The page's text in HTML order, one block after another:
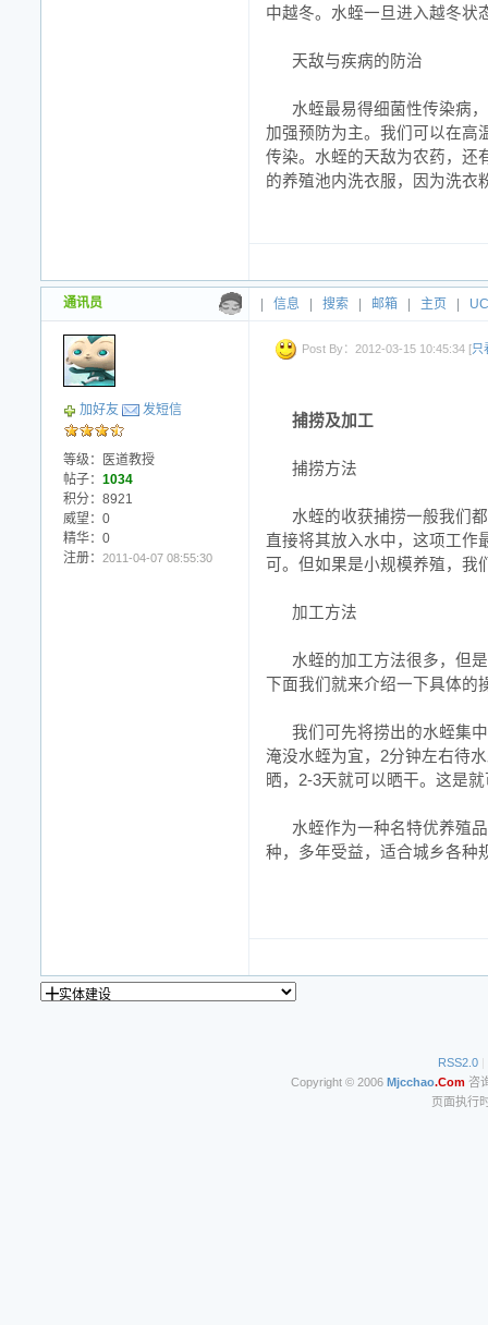
中越冬。水蛭一旦进入越冬状
天敌与疾病的防治
水蛭最易得细菌性传染病
加强预防为主。我们可以在高
传染。水蛭的天敌为农药，还
的养殖池内洗衣服，因为洗衣
通讯员 信息 搜索 邮箱 主页 UC
加好友 发短信
等级：医道教授
帖子： 1034
积分：8921
威望：0
精华：0
注册： 2011-04-07 08:55:30
Post By：2012-03-15 10:45:34 [只
捕捞及加工
捕捞方法
水蛭的收获捕捞一般我们
直接将其放入水中，这项工作
可。但如果是小规模养殖，我
加工方法
水蛭的加工方法很多，但
下面我们就来介绍一下具体的
我们可先将捞出的水蛭集
淹没水蛭为宜，2分钟左右待
晒，2-3天就可以晒干。这是
水蛭作为一种名特优养殖
种，多年受益，适合城乡各种
RSS2.0 |
Copyright © 2006 Mjcchao.Com咨
页面执行